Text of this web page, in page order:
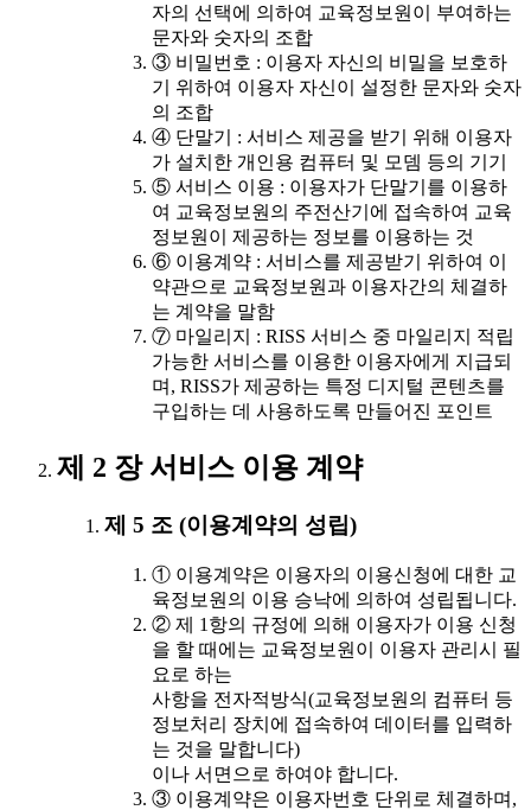
자의 선택에 의하여 교육정보원이 부여하는
문자와 숫자의 조합
③ 비밀번호 : 이용자 자신의 비밀을 보호하
기 위하여 이용자 자신이 설정한 문자와 숫자
의 조합
④ 단말기 : 서비스 제공을 받기 위해 이용자
가 설치한 개인용 컴퓨터 및 모뎀 등의 기기
⑤ 서비스 이용 : 이용자가 단말기를 이용하
여 교육정보원의 주전산기에 접속하여 교육
정보원이 제공하는 정보를 이용하는 것
⑥ 이용계약 : 서비스를 제공받기 위하여 이
약관으로 교육정보원과 이용자간의 체결하
는 계약을 말함
⑦ 마일리지 : RISS 서비스 중 마일리지 적립
가능한 서비스를 이용한 이용자에게 지급되
며, RISS가 제공하는 특정 디지털 콘텐츠를
구입하는 데 사용하도록 만들어진 포인트
제 2 장 서비스 이용 계약
제 5 조 (이용계약의 성립)
① 이용계약은 이용자의 이용신청에 대한 교
육정보원의 이용 승낙에 의하여 성립됩니다.
② 제 1항의 규정에 의해 이용자가 이용 신청
을 할 때에는 교육정보원이 이용자 관리시 필
요로 하는
사항을 전자적방식(교육정보원의 컴퓨터 등
정보처리 장치에 접속하여 데이터를 입력하
는 것을 말합니다)
이나 서면으로 하여야 합니다.
③ 이용계약은 이용자번호 단위로 체결하며,